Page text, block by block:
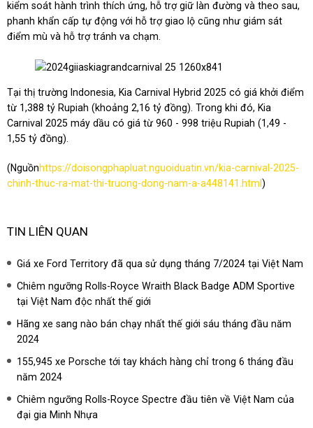
kiểm soát hành trình thích ứng, hỗ trợ giữ làn đường và theo sau,
phanh khẩn cấp tự động với hỗ trợ giao lộ cũng như giám sát
điểm mù và hỗ trợ tránh va chạm.
Tại thị trường Indonesia, Kia Carnival Hybrid 2025 có giá khởi điểm
từ 1,388 tỷ Rupiah (khoảng 2,16 tỷ đồng). Trong khi đó, Kia
Carnival 2025 máy dầu có giá từ 960 - 998 triệu Rupiah (1,49 -
1,55 tỷ đồng).
(Nguồnhttps://doisongphapluat.nguoiduatin.vn/kia-carnival-2025-
chinh-thuc-ra-mat-thi-truong-dong-nam-a-a448141.html)
TIN LIÊN QUAN
Giá xe Ford Territory đã qua sử dụng tháng 7/2024 tại Việt Nam
Chiêm ngưỡng Rolls-Royce Wraith Black Badge ADM Sportive
tại Việt Nam độc nhất thế giới
Hãng xe sang nào bán chạy nhất thế giới sáu tháng đầu năm
2024
155,945 xe Porsche tới tay khách hàng chỉ trong 6 tháng đầu
năm 2024
Chiêm ngưỡng Rolls-Royce Spectre đầu tiên về Việt Nam của
đại gia Minh Nhựa